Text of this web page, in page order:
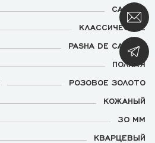
CARTIER
КЛАССИЧЕСКИЕ
PASHA DE CARTIER
ПОЛНАЯ
РОЗОВОЕ ЗОЛОТО
КОЖАНЫЙ
30 ММ
КВАРЦЕВЫЙ